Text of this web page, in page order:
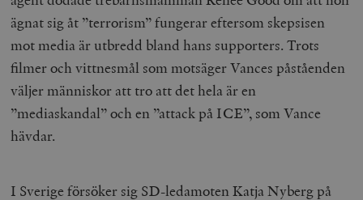
ägnat sig åt ”terrorism” fungerar eftersom skepsisen
mot media är utbredd bland hans supporters. Trots
filmer och vittnesmål som motsäger Vances påståenden
väljer människor att tro att det hela är en
”mediaskandal” och en ”attack på ICE”, som Vance
hävdar.
I Sverige försöker sig SD-ledamoten Katja Nyberg på